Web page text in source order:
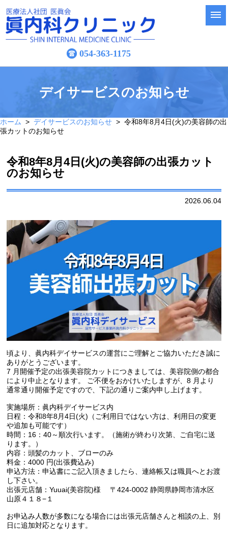
054-363-1175
デイサービスのお知らせ
ホーム > デイサービスのお知らせ > 令和8年8月4日(火)の美容師の出
張カットのお知らせ
令和8年8月4日(火)の美容師の出張カット
のお知らせ
2026.06.04
頃より、眞内科デイサービスの運営にご理解とご協力いただき誠に
ありがとうございます。
7 月開催予定の出張美容院カットにつきましては、美容院側の都合
により中止となります。 ご不便をおかけいたしますが、8 月より
通常通り開催予定ですので、下記の通りご案内申し上げます。
実施場所：眞内科デイサービス内
日程：令和8年8月4日(火) （ご利用日ではない方は、利用日の変更
や追加も可能です）
時間：16：40～順次行います。（施術が終わり次第、ご自宅に送
ります。）
内容：頭髪のカット、ブローのみ
料金：4000 円(出張費込み)
申込方法：申込書にご記入頂きましたら、連絡帳又は職員へとお渡
し下さい。
出張元店舗：Yuuai(美容院)様 〒424-0002 静岡県静岡市清水区
山原４１８−１
お申込み人数が多数になる場合には出張元店舗さんと相談の上、別
日に追加対応となります。